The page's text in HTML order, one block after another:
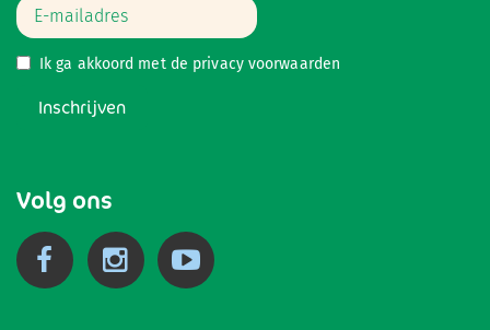
Ik ga akkoord met de privacy voorwaarden
Inschrijven
Volg ons